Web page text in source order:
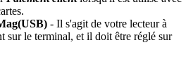
- Il s'agit de votre lecteur à
sur le terminal, et il doit être réglé sur